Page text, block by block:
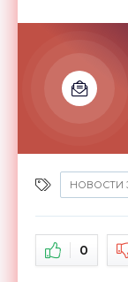
НОВОСТИ
0